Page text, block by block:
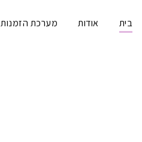
בית אודות מערכת הזמנות